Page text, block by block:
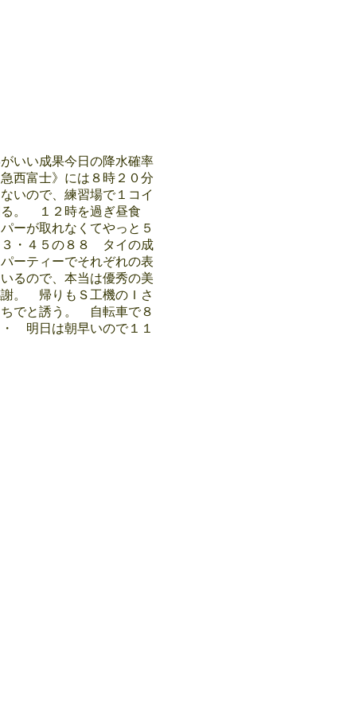
いい成果今日の降水確率
西富士》には８時２０分
いので、練習場で１コイ
。 １２時を過ぎ昼食
ーが取れなくてやっと５
・４５の８８ タイの成
ーティーでそれぞれの表
るので、本当は優秀の美
。 帰りもＳ工機のＩさ
でと誘う。 自転車で８
明日は朝早いので１１